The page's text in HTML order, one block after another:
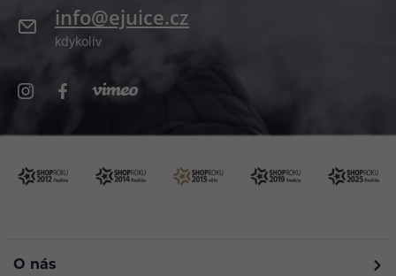
info@ejuice.cz
kdykoliv
O nás